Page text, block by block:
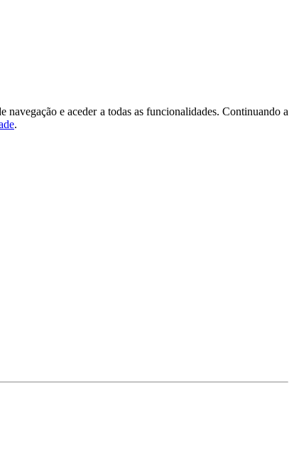
e aceder a todas as funcionalidades. Continuando a
.